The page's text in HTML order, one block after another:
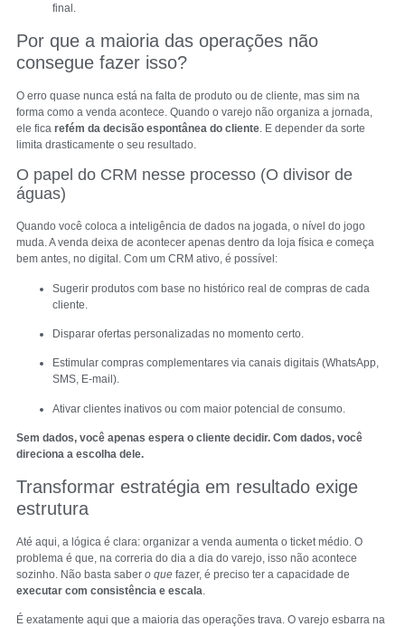
final.
Por que a maioria das operações não
consegue fazer isso?
O erro quase nunca está na falta de produto ou de cliente, mas sim na
forma como a venda acontece. Quando o varejo não organiza a jornada,
ele fica refém da decisão espontânea do cliente. E depender da sorte
limita drasticamente o seu resultado.
O papel do CRM nesse processo (O divisor de
águas)
Quando você coloca a inteligência de dados na jogada, o nível do jogo
muda. A venda deixa de acontecer apenas dentro da loja física e começa
bem antes, no digital. Com um CRM ativo, é possível:
Sugerir produtos com base no histórico real de compras de cada
cliente.
Disparar ofertas personalizadas no momento certo.
Estimular compras complementares via canais digitais (WhatsApp,
SMS, E-mail).
Ativar clientes inativos ou com maior potencial de consumo.
Sem dados, você apenas espera o cliente decidir. Com dados, você
direciona a escolha dele.
Transformar estratégia em resultado exige
estrutura
Até aqui, a lógica é clara: organizar a venda aumenta o ticket médio. O
problema é que, na correria do dia a dia do varejo, isso não acontece
sozinho. Não basta saber o quefazer, é preciso ter a capacidade de
executar com consistência e escala
É exatamente aqui que a maioria das operações trava. O varejo esbarra na